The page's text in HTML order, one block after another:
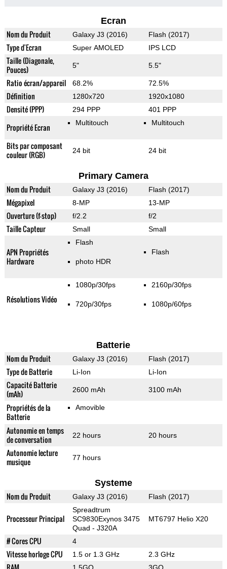
Ecran
Nom du Produit Galaxy J3 (2016) Flash (2017)
Type d'Ecran Super AMOLED IPS LCD
Taille (Diagonale,
Pouces)
5" 5.5"
Ratio écran/appareil 68.2% 72.5%
Définition 1280x720 1920x1080
Densité (PPP) 294 PPP 401 PPP
Propriété Ecran Multitouch Multitouch
Bits par composant
couleur (RGB)
24 bit 24 bit
Primary Camera
Nom du Produit Galaxy J3 (2016) Flash (2017)
Mégapixel 8-MP 13-MP
Ouverture (f-stop) f/2.2 f/2
Taille Capteur Small Small
APN Propriétés
Hardware
Flash
photo HDR
Flash
Résolutions Vidéo
1080p/30fps
720p/30fps
2160p/30fps
1080p/60fps
Batterie
Nom du Produit Galaxy J3 (2016) Flash (2017)
Type de Batterie Li-Ion Li-Ion
Capacité Batterie
(mAh)
2600 mAh 3100 mAh
Propriétés de la
Batterie
Amovible
Autonomie en temps
de conversation
22 hours 20 hours
Autonomie lecture
musique
77 hours
Systeme
Nom du Produit Galaxy J3 (2016) Flash (2017)
Processeur Principal
Spreadtrum
SC9830Exynos 3475
Quad - J320A
MT6797 Helio X20
# Cores CPU 4
Vitesse horloge CPU 1.5 or 1.3 GHz 2.3 GHz